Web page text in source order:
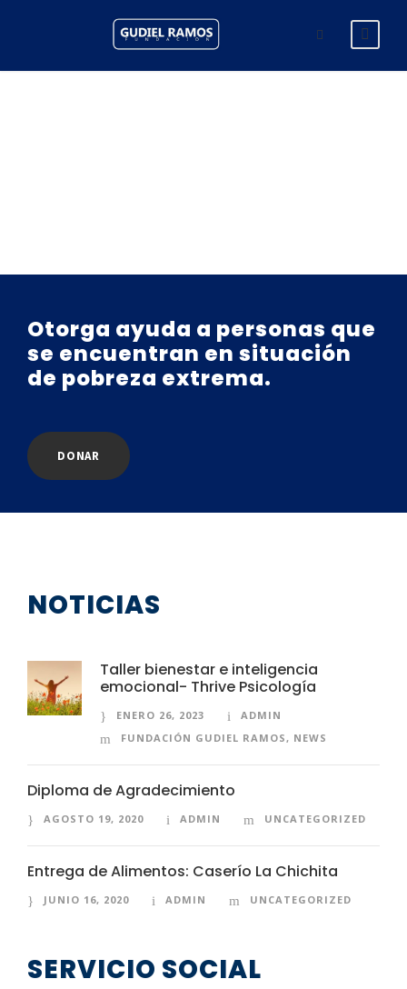
Otorga ayuda a personas que
se encuentran en situación
de pobreza extrema.
DONAR
NOTICIAS
Taller bienestar e inteligencia
emocional- Thrive Psicología
ENERO 26, 2023
ADMIN
FUNDACIÓN GUDIEL RAMOS, NEWS
Diploma de Agradecimiento
AGOSTO 19, 2020 ADMIN UNCATEGORIZED
Entrega de Alimentos: Caserío La Chichita
JUNIO 16, 2020 ADMIN UNCATEGORIZED
SERVICIO SOCIAL